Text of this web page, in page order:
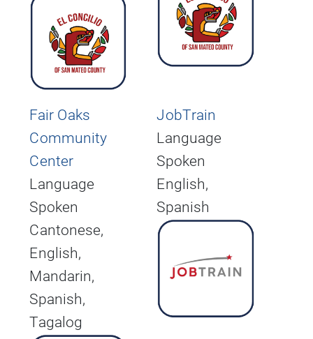
Fair Oaks
Community
Center
Language
Spoken
Cantonese,
English,
Mandarin,
Spanish,
Tagalog
JobTrain
Language
Spoken
English,
Spanish